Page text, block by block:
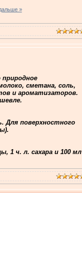
»
сметана, соль,
и ароматизаторов.
Для поверхностного
1 ч. л. сахара и 100 мл